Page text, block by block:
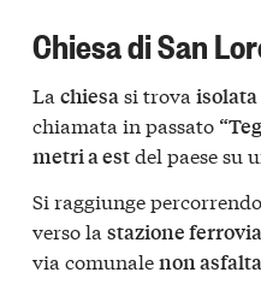
Chiesa di San
La chiesasi trova isolata
chiamata in passato
metri a estdel paese su
Si raggiunge percorrendo
verso la stazione
via comunalenon